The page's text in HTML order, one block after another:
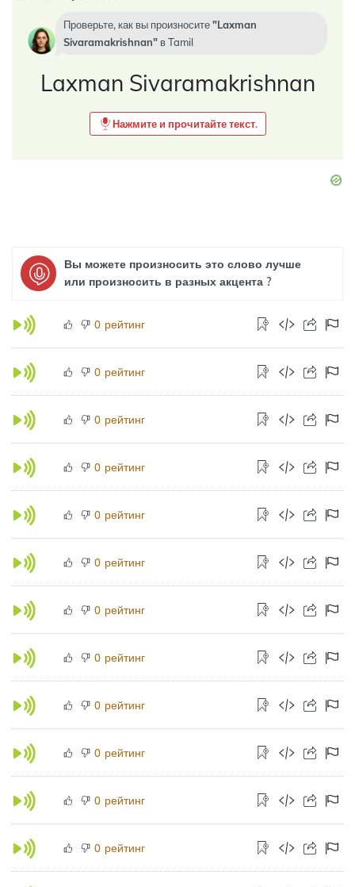
Проверьте, как вы произносите
Laxman
Sivaramakrishnan
вTamil
Laxman Sivaramakrishnan
Нажмите и прочитайте текст.
Вы можете произносить это слово лучше
или произносить в разных акцента ?
0 рейтинг
0 рейтинг
0 рейтинг
0 рейтинг
0 рейтинг
0 рейтинг
0 рейтинг
0 рейтинг
0 рейтинг
0 рейтинг
0 рейтинг
0 рейтинг